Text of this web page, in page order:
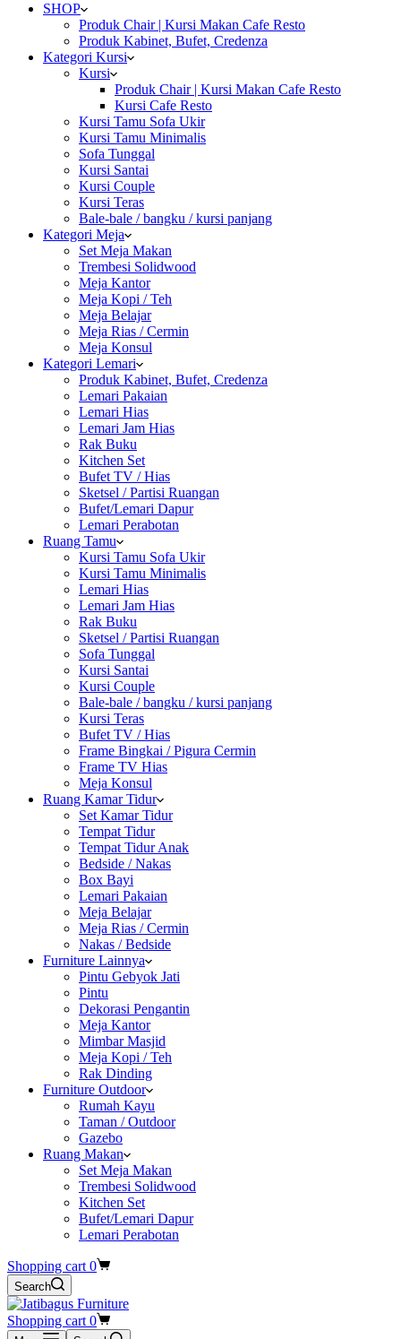
SHOP
Produk Chair | Kursi Makan Cafe Resto
Produk Kabinet, Bufet, Credenza
Kategori Kursi
Kursi
Produk Chair | Kursi Makan Cafe Resto
Kursi Cafe Resto
Kursi Tamu Sofa Ukir
Kursi Tamu Minimalis
Sofa Tunggal
Kursi Santai
Kursi Couple
Kursi Teras
Bale-bale / bangku / kursi panjang
Kategori Meja
Set Meja Makan
Trembesi Solidwood
Meja Kantor
Meja Kopi / Teh
Meja Belajar
Meja Rias / Cermin
Meja Konsul
Kategori Lemari
Produk Kabinet, Bufet, Credenza
Lemari Pakaian
Lemari Hias
Lemari Jam Hias
Rak Buku
Kitchen Set
Bufet TV / Hias
Sketsel / Partisi Ruangan
Bufet/Lemari Dapur
Lemari Perabotan
Ruang Tamu
Kursi Tamu Sofa Ukir
Kursi Tamu Minimalis
Lemari Hias
Lemari Jam Hias
Rak Buku
Sketsel / Partisi Ruangan
Sofa Tunggal
Kursi Santai
Kursi Couple
Bale-bale / bangku / kursi panjang
Kursi Teras
Bufet TV / Hias
Frame Bingkai / Pigura Cermin
Frame TV Hias
Meja Konsul
Ruang Kamar Tidur
Set Kamar Tidur
Tempat Tidur
Tempat Tidur Anak
Bedside / Nakas
Box Bayi
Lemari Pakaian
Meja Belajar
Meja Rias / Cermin
Nakas / Bedside
Furniture Lainnya
Pintu Gebyok Jati
Pintu
Dekorasi Pengantin
Meja Kantor
Mimbar Masjid
Meja Kopi / Teh
Rak Dinding
Furniture Outdoor
Rumah Kayu
Taman / Outdoor
Gazebo
Ruang Makan
Set Meja Makan
Trembesi Solidwood
Kitchen Set
Bufet/Lemari Dapur
Lemari Perabotan
Shopping cart 0
Search
Shopping cart 0